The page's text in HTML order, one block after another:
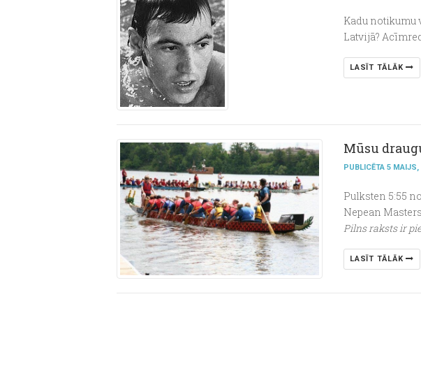
Kadu notikumu
Latvijā?
LASĪT TĀLĀK
Mūsu
PUBLICĒTA 5 MAIJS,
Pulksten 5:55
Nepean
Pilns raksts ir
LASĪT TĀLĀK